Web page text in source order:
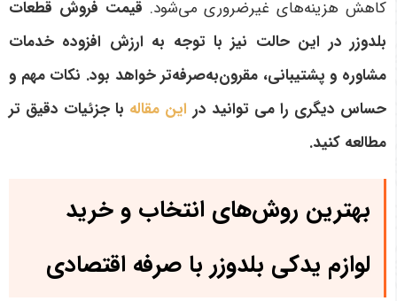
کاهش هزینه‌های غیرضروری می‌شود. قیمت فروش قطعات
بلدوزر در این حالت نیز با توجه به ارزش افزوده خدمات
مشاوره و پشتیبانی، مقرون‌به‌صرفه‌تر خواهد بود. نکات مهم و
حساس دیگری را می توانید در این مقاله با جزئیات دقیق تر
مطالعه کنید.
بهترین روش‌های انتخاب و خرید
لوازم یدکی بلدوزر با صرفه اقتصادی